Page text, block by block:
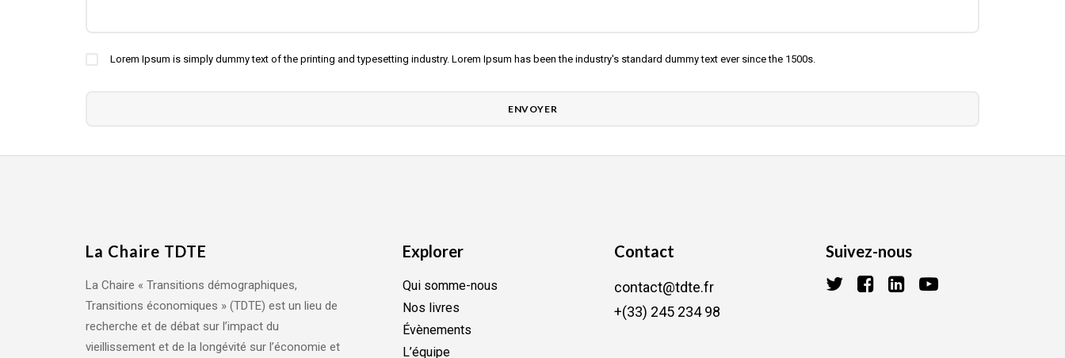
Lorem Ipsum is simply dummy text of the printing and typesetting industry. Lorem Ipsum has been the industry's standard dummy text ever since the 1500s.
La Chaire TDTE
La Chaire « Transitions démographiques,
Transitions économiques » (TDTE) est un lieu de
recherche et de débat sur l’impact du
vieillissement et de la longévité sur l’économie et
Explorer
Qui somme-nous
Nos livres
Évènements
L’équipe
Contact
contact@tdte.fr
+(33) 245 234 98
Suivez-nous